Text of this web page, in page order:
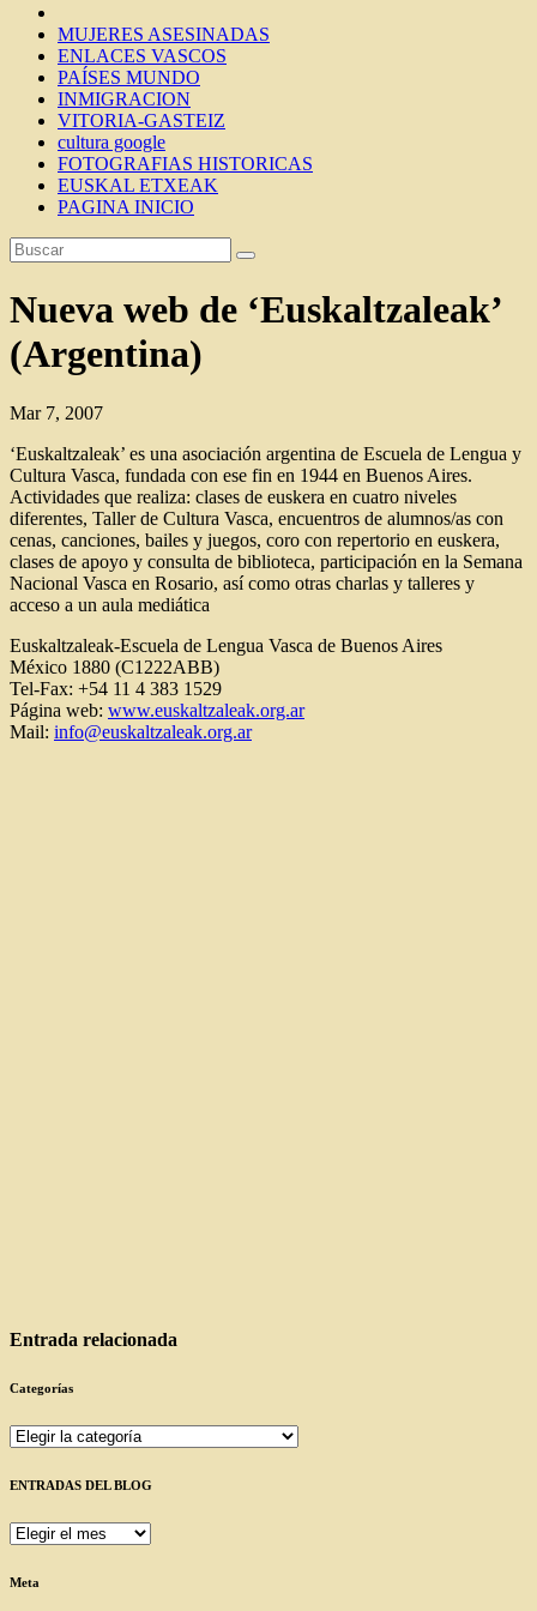
MUJERES ASESINADAS
ENLACES VASCOS
PAÍSES MUNDO
INMIGRACION
VITORIA-GASTEIZ
cultura google
FOTOGRAFIAS HISTORICAS
EUSKAL ETXEAK
PAGINA INICIO
Nueva web de ‘Euskaltzaleak’
(Argentina)
Mar 7, 2007
‘Euskaltzaleak’ es una asociación argentina de Escuela de Lengua y
Cultura Vasca, fundada con ese fin en 1944 en Buenos Aires.
Actividades que realiza: clases de euskera en cuatro niveles
diferentes, Taller de Cultura Vasca, encuentros de alumnos/as con
cenas, canciones, bailes y juegos, coro con repertorio en euskera,
clases de apoyo y consulta de biblioteca, participación en la Semana
Nacional Vasca en Rosario, así como otras charlas y talleres y
acceso a un aula mediática
Euskaltzaleak-Escuela de Lengua Vasca de Buenos Aires
México 1880 (C1222ABB)
Tel-Fax: +54 11 4 383 1529
Página web: www.euskaltzaleak.org.ar
Mail: info@euskaltzaleak.org.ar
Entrada relacionada
Categorías
Categorías
ENTRADAS DEL BLOG
ENTRADAS
BLOG
Meta